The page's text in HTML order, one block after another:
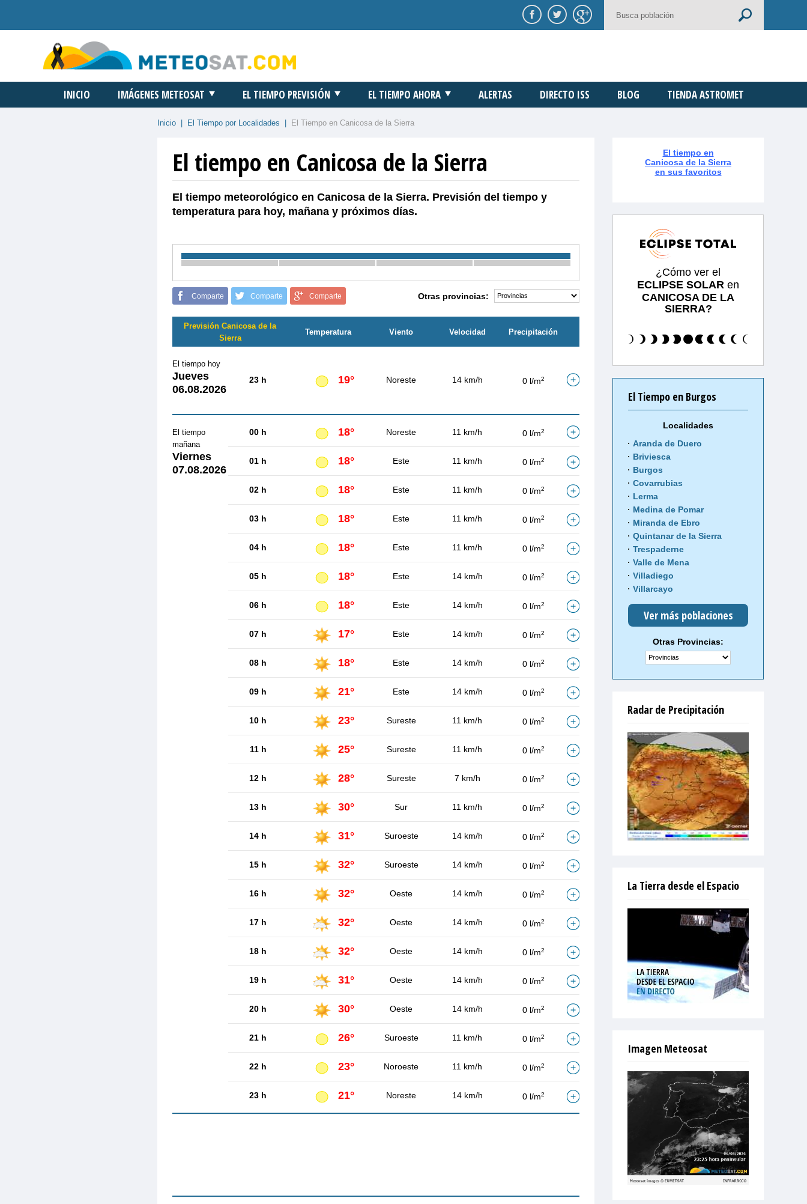
INICIO IMÁGENES METEOSAT EL TIEMPO PREVISIÓN EL TIEMPO AHORA ALERTAS DIRECTO ISS BLOG TIENDA ASTROMET
Inicio El Tiempo por Localidades El Tiempo en Canicosa de la Sierra
El tiempo en Canicosa de la Sierra
El tiempo meteorológico en Canicosa de la Sierra. Previsión del tiempo y
temperatura para hoy, mañana y próximos días.
Comparte Comparte Comparte Otras provincias:
Previsión Canicosa de la
Sierra
Temperatura Viento Velocidad Precipitación
El tiempo hoy
Jueves
06.08.2026
23 h 19° Noreste 14 km/h 0 l/m2
El tiempo
mañana
Viernes
07.08.2026
00 h 18° Noreste 11 km/h 0 l/m2
01 h 18° Este 11 km/h 0 l/m2
02 h 18° Este 11 km/h 0 l/m2
03 h 18° Este 11 km/h 0 l/m2
04 h 18° Este 11 km/h 0 l/m2
05 h 18° Este 14 km/h 0 l/m2
06 h 18° Este 14 km/h 0 l/m2
07 h 17° Este 14 km/h 0 l/m2
08 h 18° Este 14 km/h 0 l/m2
09 h 21° Este 14 km/h 0 l/m2
10 h 23° Sureste 11 km/h 0 l/m2
11 h 25° Sureste 11 km/h 0 l/m2
12 h 28° Sureste 7 km/h 0 l/m2
13 h 30° Sur 11 km/h 0 l/m2
14 h 31° Suroeste 14 km/h 0 l/m2
15 h 32° Suroeste 14 km/h 0 l/m2
16 h 32° Oeste 14 km/h 0 l/m2
17 h 32° Oeste 14 km/h 0 l/m2
18 h 32° Oeste 14 km/h 0 l/m2
19 h 31° Oeste 14 km/h 0 l/m2
20 h 30° Oeste 14 km/h 0 l/m2
21 h 26° Suroeste 11 km/h 0 l/m2
22 h 23° Noroeste 11 km/h 0 l/m2
23 h 21° Noreste 14 km/h 0 l/m2
El tiempo en
Canicosa de la Sierra
en sus favoritos
¿Cómo ver el
ECLIPSE SOLAR en
CANICOSA DE LA
SIERRA?
El Tiempo en Burgos
Localidades
Aranda de Duero
Briviesca
Burgos
Covarrubias
Lerma
Medina de Pomar
Miranda de Ebro
Quintanar de la Sierra
Trespaderne
Valle de Mena
Villadiego
Villarcayo
Ver más poblaciones
Otras Provincias:
Radar de Precipitación
La Tierra desde el Espacio
Imagen Meteosat